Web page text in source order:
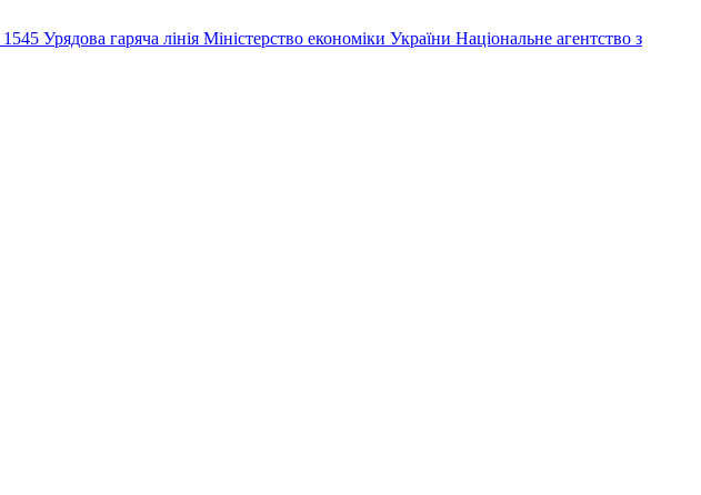
1545 Урядова гаряча лінія Міністерство економіки України Національне агентство з